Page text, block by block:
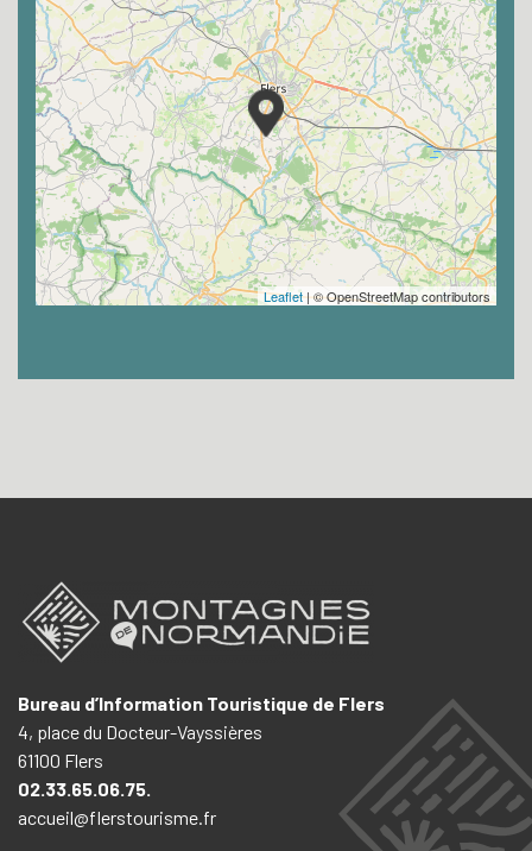
Leaflet| © OpenStreetMap contributors
Bureau d’Information Touristique de Flers
4, place du Docteur-Vayssières
61100 Flers
02.33.65.06.75.
accueil@flerstourisme.fr